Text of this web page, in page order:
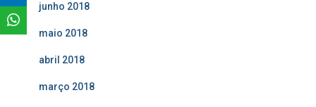
junho 2018
maio 2018
abril 2018
março 2018